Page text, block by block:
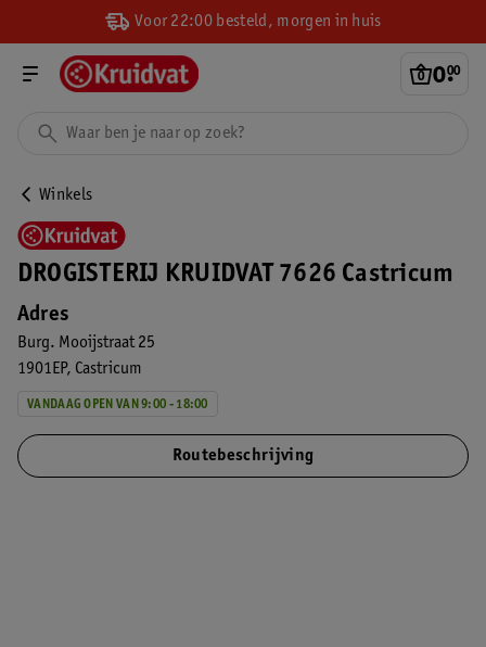
Voor 22:00 besteld, morgen in huis
0.
00
Winkels
DROGISTERIJ KRUIDVAT 7626 Castricum
Adres
Burg. Mooijstraat 25
1901EP Castricum
VANDAAG OPEN VAN 9:00 - 18:00
Routebeschrijving